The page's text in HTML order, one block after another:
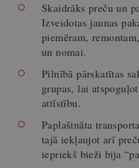
Skaidrāks preču un
Izveidotas jaunas
piemēram,
un nomai.
Pilnībā pārskatītas
grupas, lai
attīstību.
Paplašināta
tajā iekļaujot arī
iepriekš bieži bija